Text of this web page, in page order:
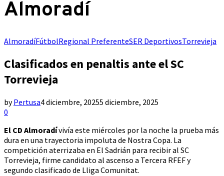
Almoradí
AlmoradíFútbolRegional PreferenteSER DeportivosTorrevieja
Clasificados en penaltis ante el SC
Torrevieja
byPertusa4 diciembre, 20255 diciembre, 2025
0
El CD Almoradívivía este miércoles por la noche la prueba más
dura en una trayectoria impoluta de Nostra Copa. La
competición aterrizaba en El Sadrián para recibir al SC
Torrevieja, firme candidato al ascenso a Tercera RFEF y
segundo clasificado de Lliga Comunitat.